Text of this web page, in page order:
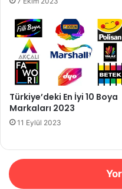
Türkiye’deki En İyi 10 Boya
Markaları 2023
11 Eylül 2023